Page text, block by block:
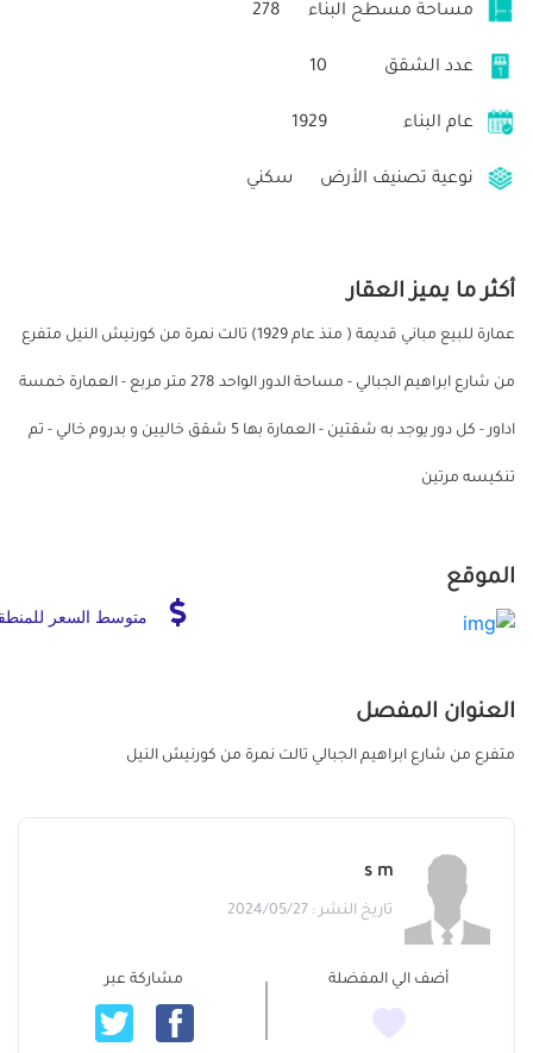
مساحة مسطح البناء 278
عدد الشقق 10
عام البناء 1929
نوعية تصنيف الأرض سكني
أكثر ما يميز العقار
عمارة للبيع مباني قديمة ( منذ عام 1929) تالت نمرة من كورنيش النيل متفرع
من شارع ابراهيم الجبالي - مساحة الدور الواحد 278 متر مربع - العمارة خمسة
اداور - كل دور يوجد به شقتين - العمارة بها 5 شقق خاليين و بدروم خالي - تم
تنكيسه مرتين
الموقع
متوسط السعر
العنوان المفصل
متفرع من شارع ابراهيم الجبالي تالت نمرة من كورنيش النيل
s m
تاريخ النشر : 2024/05/27
أضف الي المفضلة مشاركة عبر